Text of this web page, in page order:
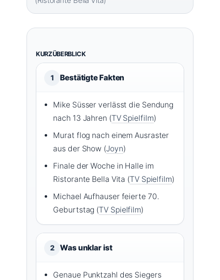
KURZÜBERBLICK
1 Bestätigte Fakten
Mike Süsser verlässt die Sendung
nach 13 Jahren (TV Spielfilm)
Murat flog nach einem Ausraster
aus der Show (Joyn)
Finale der Woche in Halle im
Ristorante Bella Vita (TV Spielfilm)
Michael Aufhauser feierte 70.
Geburtstag (TV Spielfilm)
2 Was unklar ist
Genaue Punktzahl des Siegers